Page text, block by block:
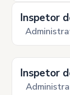
Inspetor
Inspetor